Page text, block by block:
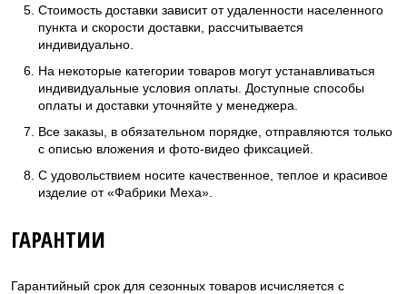
Стоимость доставки зависит от удаленности населенного
пункта и скорости доставки, рассчитывается
индивидуально.
На некоторые категории товаров могут устанавливаться
индивидуальные условия оплаты. Доступные способы
оплаты и доставки уточняйте у менеджера.
Все заказы, в обязательном порядке, отправляются только
с описью вложения и фото-видео фиксацией.
С удовольствием носите качественное, теплое и красивое
изделие от «Фабрики Меха».
ГАРАНТИИ
Гарантийный срок для сезонных товаров исчисляется с